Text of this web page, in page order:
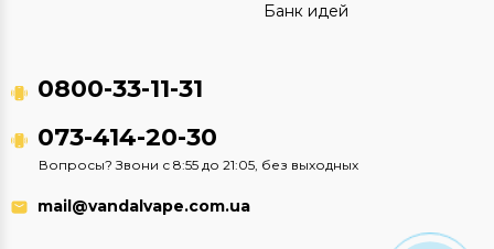
Банк идей
0800-33-11-31
073-414-20-30
Вопросы? Звони с 8:55 до 21:05, без выходных
mail@vandalvape.com.ua